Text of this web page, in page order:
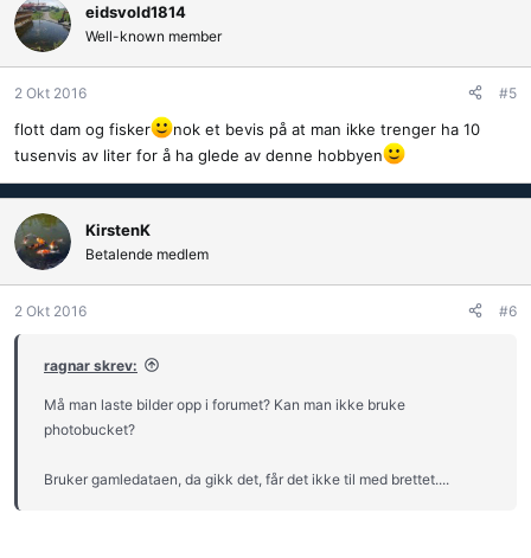
eidsvold1814
Well-known member
2 Okt 2016 #5
flott dam og fisker
nok et bevis på at man ikke trenger ha 10
tusenvis av liter for å ha glede av denne hobbyen
KirstenK
Betalende medlem
2 Okt 2016 #6
ragnar skrev:
Må man laste bilder opp i forumet? Kan man ikke bruke
photobucket?
Bruker gamledataen, da gikk det, får det ikke til med brettet....